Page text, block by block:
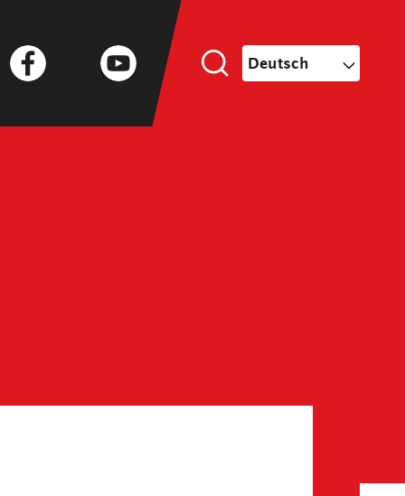
Facebook
TwitterYouTube
Deutsch